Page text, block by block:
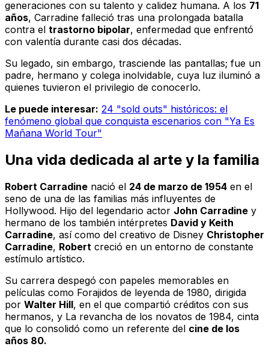
generaciones con su talento y calidez humana. A los 71
años, Carradine falleció tras una prolongada batalla
contra el trastorno bipolar, enfermedad que enfrentó
con valentía durante casi dos décadas.
Su legado, sin embargo, trasciende las pantallas; fue un
padre, hermano y colega inolvidable, cuya luz iluminó a
quienes tuvieron el privilegio de conocerlo.
Le puede interesar: 24 "sold outs" históricos: el
fenómeno global que conquista escenarios con "Ya Es
Mañana World Tour"
Una vida dedicada al arte y la familia
Robert Carradine nació el 24 de marzo de 1954 en el
seno de una de las familias más influyentes de
Hollywood. Hijo del legendario actor John Carradine y
hermano de los también intérpretes David y Keith
Carradine, así como del creativo de Disney Christopher
Carradine, Robert creció en un entorno de constante
estímulo artístico.
Su carrera despegó con papeles memorables en
películas como Forajidos de leyenda de 1980, dirigida
por Walter Hill, en el que compartió créditos con sus
hermanos, y La revancha de los novatos de 1984, cinta
que lo consolidó como un referente del cine de los
años 80.